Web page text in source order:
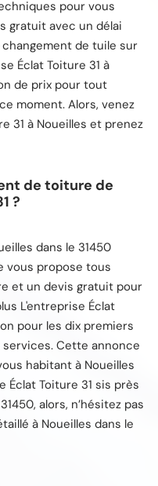
pour vous
gratuit avec un délai
de tuile sur
Éclat Toiture 31 à
de prix pour tout
moment. Alors, venez
31 à Noueilles et prenez
de toiture de
?
dans le 31450
vous propose tous
et un devis gratuit pour
L'entreprise Éclat
pour les dix premiers
Cette annonce
habitant à Noueilles
Éclat Toiture 31 sis près
alors, n’hésitez pas
à Noueilles dans le